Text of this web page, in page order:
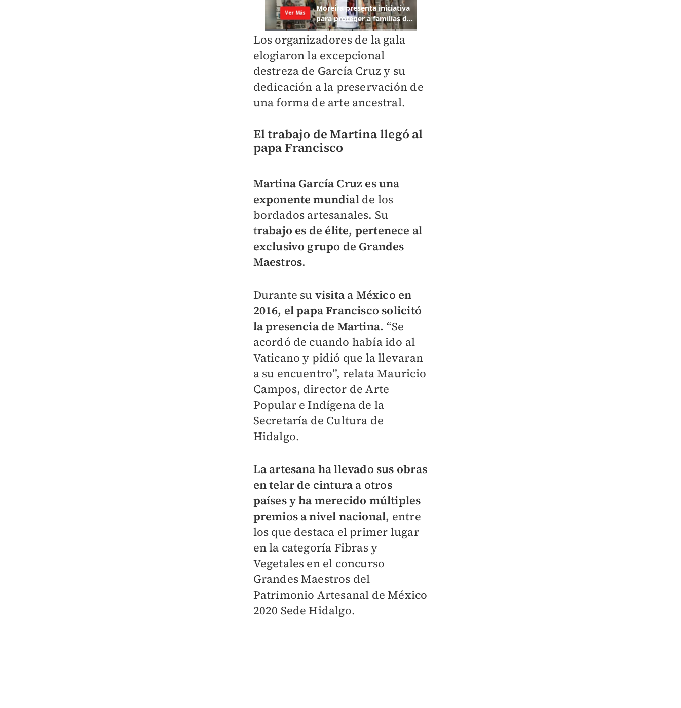
Los organizadores de la gala
elogiaron la excepcional
destreza de García Cruz y su
dedicación a la preservación de
una forma de arte ancestral.
El trabajo de Martina llegóal
papa Francisco
Martina García Cruz es una
exponente mundialde los
bordados artesanales. Su
trabajo es de élite, pertenece al
exclusivo grupo de Grandes
Maestros.
Durante su visita a México en
2016, el papa Francisco solicitó
la presencia de Martina. “Se
acordó de cuando había ido al
Vaticano y pidió que la llevaran
a su encuentro”, relata Mauricio
Campos, director de Arte
Popular e Indígena de la
Secretaría de Cultura de
Hidalgo.
La artesana ha llevado sus obras
en telar de cintura a otros
países y ha merecido múltiples
premios a nivel nacional, entre
los que destaca el primer lugar
en la categoría Fibras y
Vegetales en el concurso
Grandes Maestros del
Patrimonio Artesanal de México
2020 Sede Hidalgo.